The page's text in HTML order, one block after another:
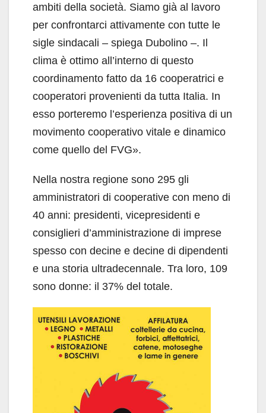
ambiti della società. Siamo già al lavoro
per confrontarci attivamente con tutte le
sigle sindacali – spiega Dubolino –. Il
clima è ottimo all’interno di questo
coordinamento fatto da 16 cooperatrici e
cooperatori provenienti da tutta Italia. In
esso porteremo l’esperienza positiva di un
movimento cooperativo vitale e dinamico
come quello del FVG».
Nella nostra regione sono 295 gli
amministratori di cooperative con meno di
40 anni: presidenti, vicepresidenti e
consiglieri d’amministrazione di imprese
spesso con decine e decine di dipendenti
e una storia ultradecennale. Tra loro, 109
sono donne: il 37% del totale.